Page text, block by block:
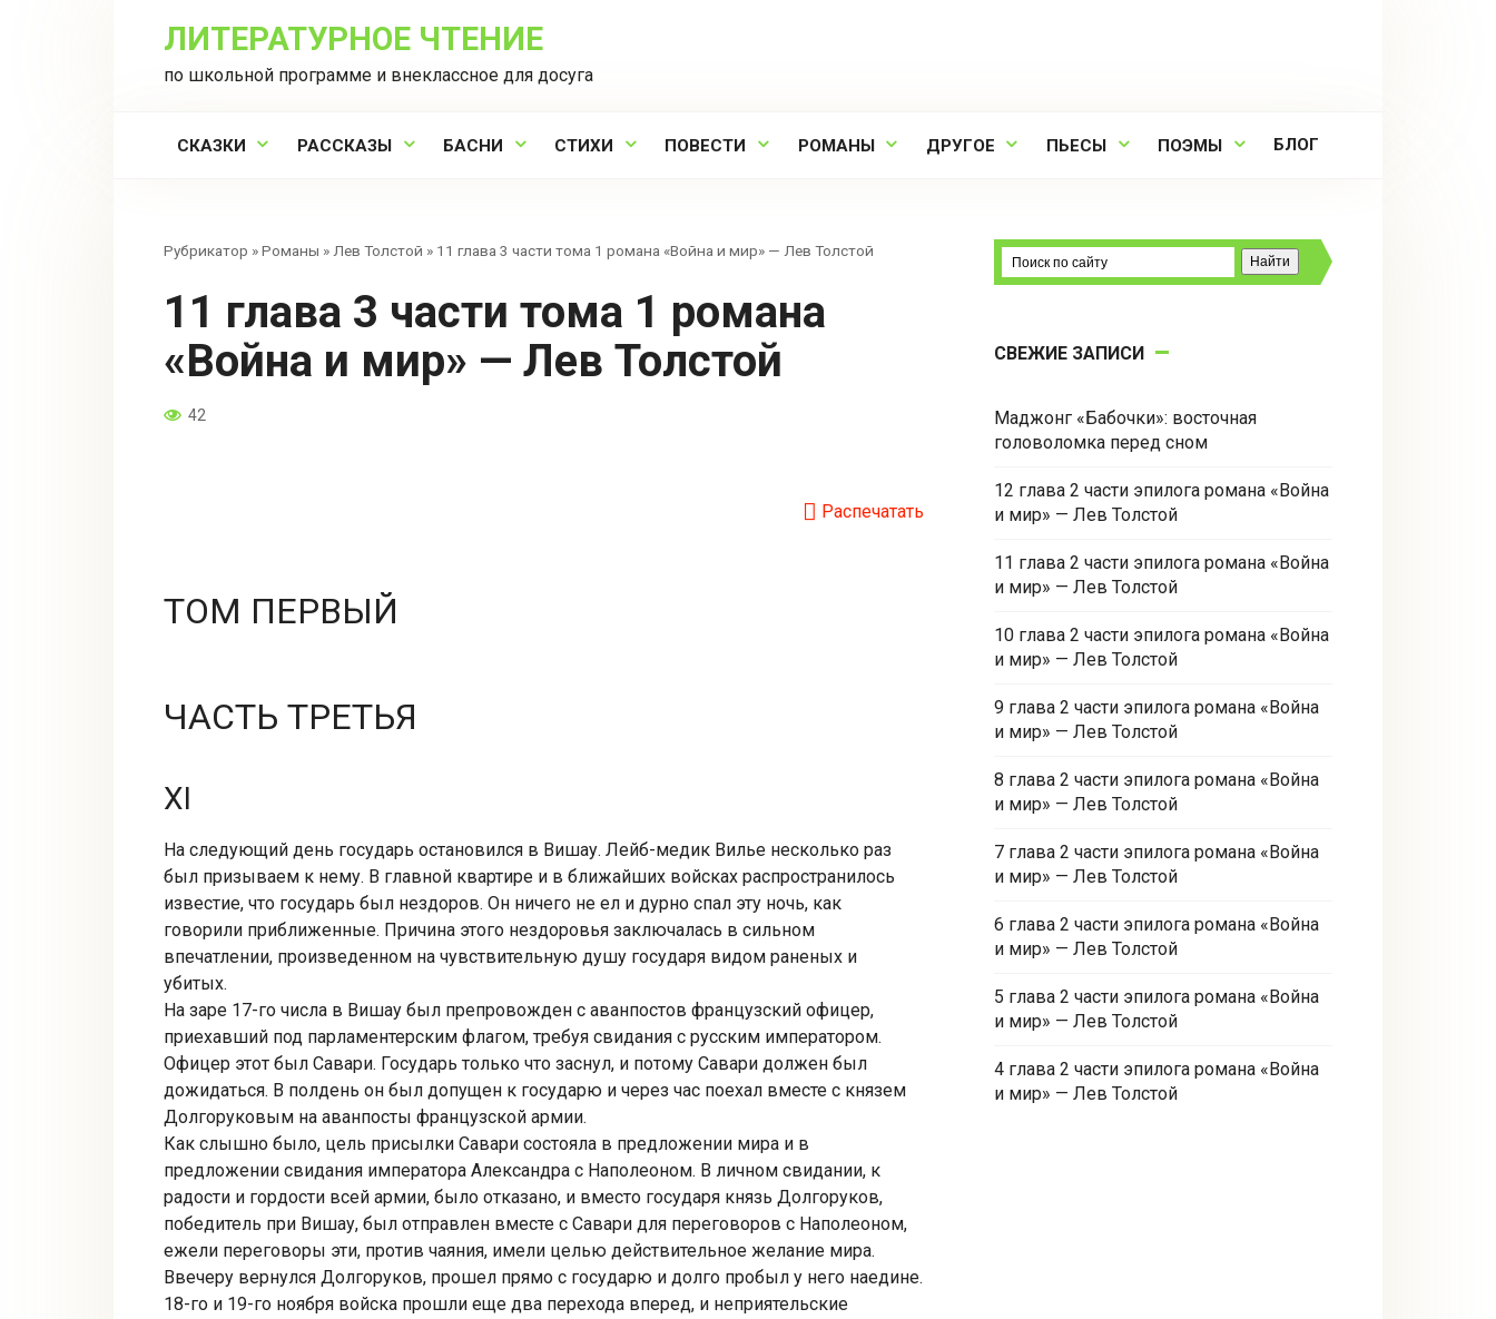
ЛИТЕРАТУРНОЕ ЧТЕНИЕ
по школьной программе и внеклассное для досуга
СКАЗКИ РАССКАЗЫ БАСНИ СТИХИ ПОВЕСТИ РОМАНЫ ДРУГОЕ ПЬЕСЫ ПОЭМЫ БЛОГ
Рубрикатор »Романы » Лев Толстой » 11 глава 3 части тома 1 романа «Война и мир» — Лев Толстой
11 глава 3 части тома 1 романа
«Война и мир» — Лев Толстой
42
Распечатать
ТОМ ПЕРВЫЙ
ЧАСТЬ ТРЕТЬЯ
XI
На следующий день государь остановился в Вишау. Лейб-медик Вилье несколько раз
был призываем к нему. В главной квартире и в ближайших войсках распространилось
известие, что государь был нездоров. Он ничего не ел и дурно спал эту ночь, как
говорили приближенные. Причина этого нездоровья заключалась в сильном
впечатлении, произведенном на чувствительную душу государя видом раненых и
убитых.
На заре 17-го числа в Вишау был препровожден с аванпостов французский офицер,
приехавший под парламентерским флагом, требуя свидания с русским императором.
Офицер этот был Савари. Государь только что заснул, и потому Савари должен был
дожидаться. В полдень он был допущен к государю и через час поехал вместе с князем
Долгоруковым на аванпосты французской армии.
Как слышно было, цель присылки Савари состояла в предложении мира и в
предложении свидания императора Александра с Наполеоном. В личном свидании, к
радости и гордости всей армии, было отказано, и вместо государя князь Долгоруков,
победитель при Вишау, был отправлен вместе с Савари для переговоров с Наполеоном,
ежели переговоры эти, против чаяния, имели целью действительное желание мира.
Ввечеру вернулся Долгоруков, прошел прямо с государю и долго пробыл у него наедине.
18-го и 19-го ноября войска прошли еще два перехода вперед, и неприятельские
СВЕЖИЕ ЗАПИСИ
Маджонг «Бабочки»: восточная
головоломка перед сном
12 глава 2 части эпилога романа «Война
и мир» — Лев Толстой
11 глава 2 части эпилога романа «Война
и мир» — Лев Толстой
10 глава 2 части эпилога романа «Война
и мир» — Лев Толстой
9 глава 2 части эпилога романа «Война
и мир» — Лев Толстой
8 глава 2 части эпилога романа «Война
и мир» — Лев Толстой
7 глава 2 части эпилога романа «Война
и мир» — Лев Толстой
6 глава 2 части эпилога романа «Война
и мир» — Лев Толстой
5 глава 2 части эпилога романа «Война
и мир» — Лев Толстой
4 глава 2 части эпилога романа «Война
и мир» — Лев Толстой